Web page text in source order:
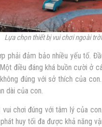
Lựa chọn thiết bị vui chơi ngoài
phải đảm bảo nhiều yếu tố.
điều đáng khá buồn cười ở
đúng với sở thích của
dài của con.
chơi đúng với tâm lý của
huy tối đa được khả năng